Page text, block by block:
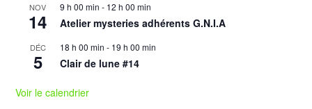
NOV
14
9 h 00 min - 12 h 00 min
Atelier mysteries adhérents G.N.I.A
DÉC
5
18 h 00 min - 19 h 00 min
Clair de lune #14
Voir le calendrier